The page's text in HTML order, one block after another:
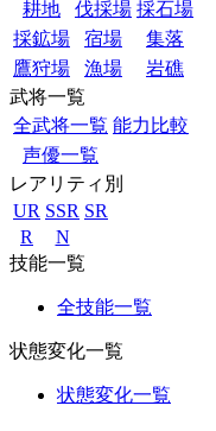
耕地
伐採場 採石場
採鉱場
宿場
集落
鷹狩場
漁場
岩礁
武将一覧
全武将一覧 能力比較
声優一覧
レアリティ別
UR SSR SR
R
N
技能一覧
全技能一覧
状態変化一覧
状態変化一覧